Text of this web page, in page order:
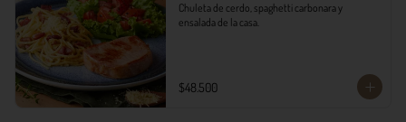
Chuleta de cerdo, spaghetti carbonara y
ensalada de la casa.
$48.500